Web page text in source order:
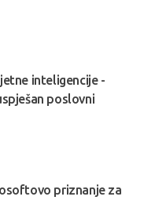
inteligencije -
poslovni
priznanje za